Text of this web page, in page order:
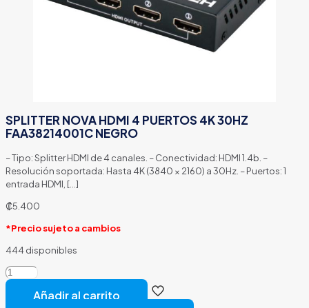
SPLITTER NOVA HDMI 4 PUERTOS 4K 30HZ
FAA38214001C NEGRO
– Tipo: Splitter HDMI de 4 canales. – Conectividad: HDMI 1.4b. –
Resolución soportada: Hasta 4K (3840 × 2160) a 30Hz. – Puertos: 1
entrada HDMI, […]
₡5.400
*Precio sujeto a cambios
444 disponibles
SPLITTER
NOVA
Añadir al carrito